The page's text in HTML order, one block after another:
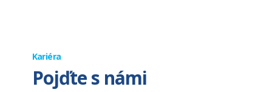
Kariéra
Pojďte s námi